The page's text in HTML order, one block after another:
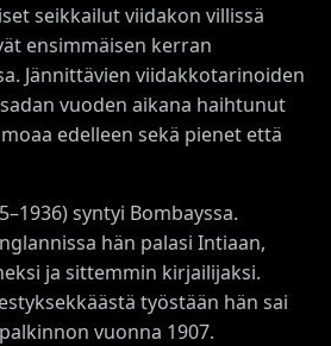
seikkailut viidakon villissä
ensimmäisen kerran
Jännittävien viidakkotarinoiden
vuoden aikana haihtunut
edelleen sekä pienet että
syntyi Bombayssa.
hän palasi Intiaan,
ja sittemmin kirjailijaksi.
työstään hän sai
vuonna 1907.